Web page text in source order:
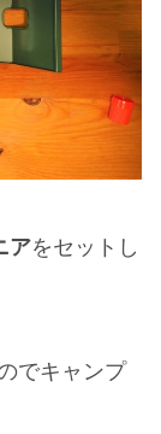
アをセットし
でキャンプ